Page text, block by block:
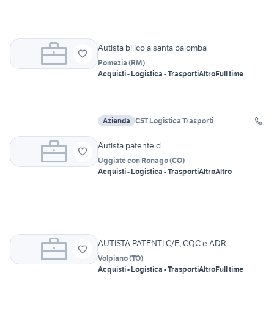
Autista bilico a santa palomba
Pomezia (RM)
Acquisti - Logistica - TrasportiAltroFull time
Azienda CST Logistica Trasporti
Autista patente d
Uggiate con Ronago(CO)
Acquisti - Logistica - TrasportiAltroAltro
AUTISTA PATENTI C/E, CQC e ADR
Volpiano(TO)
Acquisti - Logistica - TrasportiAltroFull time